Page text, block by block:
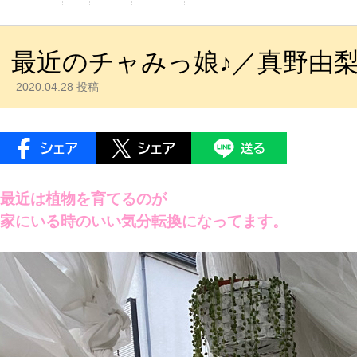
最近のチャみっ娘♪／真野由
2020.04.28 投稿
最近は植物を育てるのが
家にいる時のいい気分転換になってます。